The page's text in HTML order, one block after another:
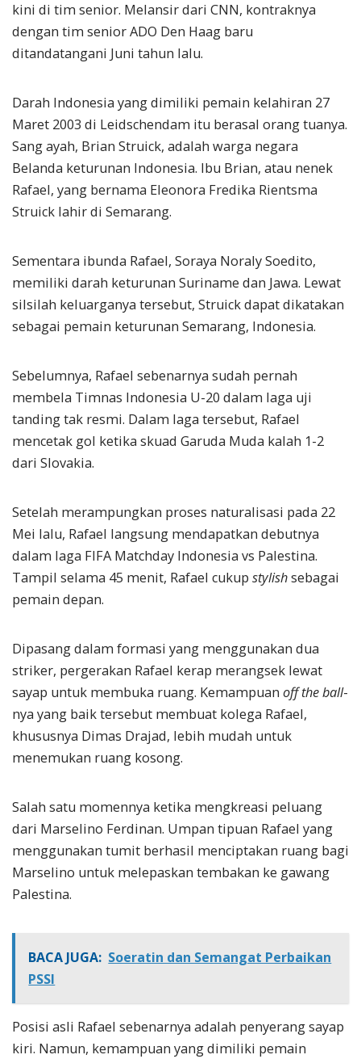
kini di tim senior. Melansir dari CNN, kontraknya
dengan tim senior ADO Den Haag baru
ditandatangani Juni tahun lalu.
Darah Indonesia yang dimiliki pemain kelahiran 27
Maret 2003 di Leidschendam itu berasal orang tuanya.
Sang ayah, Brian Struick, adalah warga negara
Belanda keturunan Indonesia. Ibu Brian, atau nenek
Rafael, yang bernama Eleonora Fredika Rientsma
Struick lahir di Semarang.
Sementara ibunda Rafael, Soraya Noraly Soedito,
memiliki darah keturunan Suriname dan Jawa. Lewat
silsilah keluarganya tersebut, Struick dapat dikatakan
sebagai pemain keturunan Semarang, Indonesia.
Sebelumnya, Rafael sebenarnya sudah pernah
membela Timnas Indonesia U-20 dalam laga uji
tanding tak resmi. Dalam laga tersebut, Rafael
mencetak gol ketika skuad Garuda Muda kalah 1-2
dari Slovakia.
Setelah merampungkan proses naturalisasi pada 22
Mei lalu, Rafael langsung mendapatkan debutnya
dalam laga FIFA Matchday Indonesia vs Palestina.
Tampil selama 45 menit, Rafael cukup stylishsebagai
pemain depan.
Dipasang dalam formasi yang menggunakan dua
striker, pergerakan Rafael kerap merangsek lewat
sayap untuk membuka ruang. Kemampuan off the ball-
nya yang baik tersebut membuat kolega Rafael,
khususnya Dimas Drajad, lebih mudah untuk
menemukan ruang kosong.
Salah satu momennya ketika mengkreasi peluang
dari Marselino Ferdinan. Umpan tipuan Rafael yang
menggunakan tumit berhasil menciptakan ruang bagi
Marselino untuk melepaskan tembakan ke gawang
Palestina.
BACA JUGA: Soeratin dan Semangat Perbaikan
PSSI
Posisi asli Rafael sebenarnya adalah penyerang sayap
kiri. Namun, kemampuan yang dimiliki pemain